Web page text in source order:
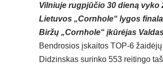
Vilniuje rugpjūčio 30 dieną vyko
Lietuvos „Cornhole“ lygos
Biržų „Cornhole“ įkūrėjas
Bendrosios įskaitos TOP-6
Didzinskas surinko 553 reitingo